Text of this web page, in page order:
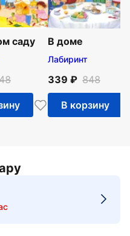
саду В доме
Лабиринт
339 848
В корзину